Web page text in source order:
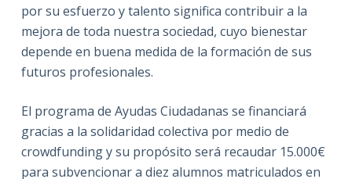
por su esfuerzo y talento significa contribuir a la
mejora de toda nuestra sociedad, cuyo bienestar
depende en buena medida de la formación de sus
futuros profesionales.
El programa de Ayudas Ciudadanas se financiará
gracias a la solidaridad colectiva por medio de
crowdfunding y su propósito será recaudar 15.000€
para subvencionar a diez alumnos matriculados en